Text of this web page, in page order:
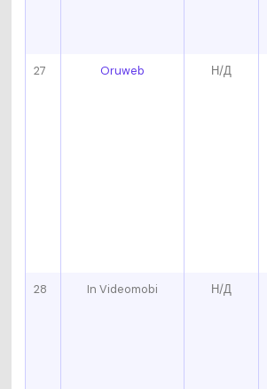
27 Oruweb Н/Д
28 In Videomobi Н/Д